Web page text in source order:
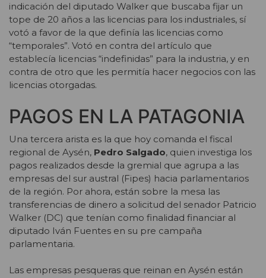
indicación del diputado Walker que buscaba fijar un
tope de 20 años a las licencias para los industriales, sí
votó a favor de la que definía las licencias como
“temporales”. Votó en contra del artículo que
establecía licencias “indefinidas” para la industria, y en
contra de otro que les permitía hacer negocios con las
licencias otorgadas.
PAGOS EN LA PATAGONIA
Una tercera arista es la que hoy comanda el fiscal
regional de Aysén, Pedro Salgado, quien investiga los
pagos realizados desde la gremial que agrupa a las
empresas del sur austral (Fipes) hacia parlamentarios
de la región. Por ahora, están sobre la mesa las
transferencias de dinero a solicitud del senador Patricio
Walker (DC) que tenían como finalidad financiar al
diputado Iván Fuentes en su pre campaña
parlamentaria.
Las empresas pesqueras que reinan en Aysén están